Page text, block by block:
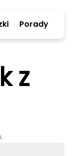
Porady
z